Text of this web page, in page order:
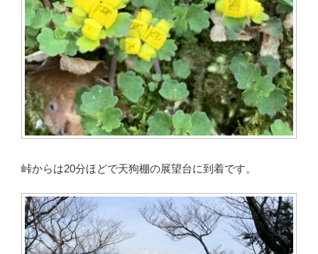
峠からは20分ほどで天狗棚の展望台に到着です。